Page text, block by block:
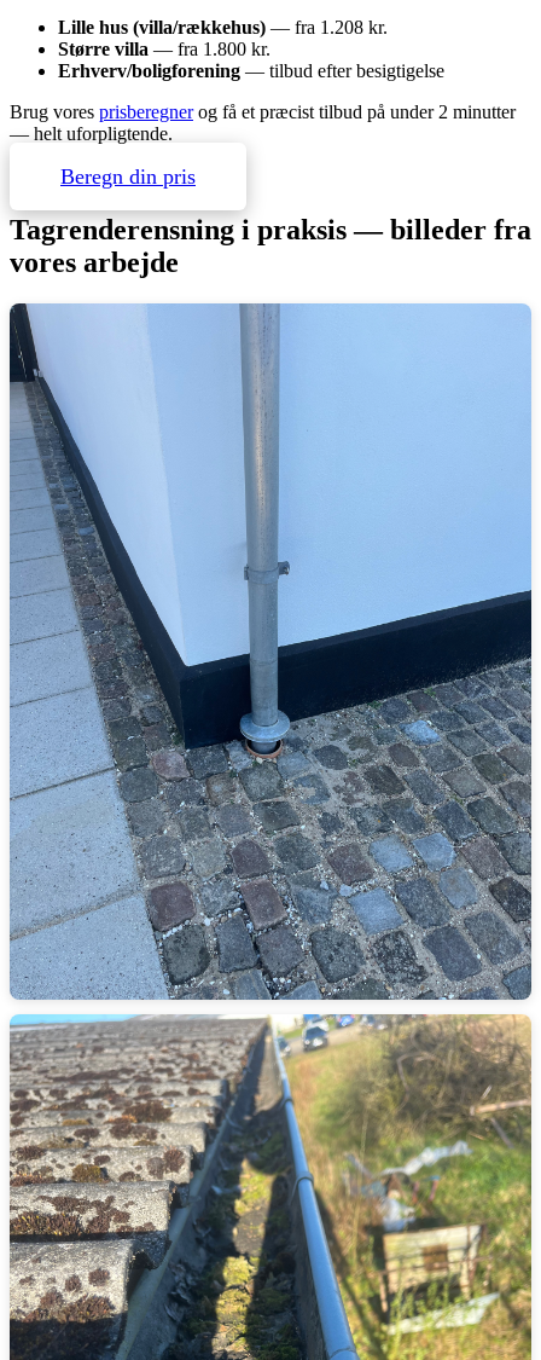
Lille hus (villa/rækkehus) — fra 1.208 kr.
Større villa — fra 1.800 kr.
Erhverv/boligforening — tilbud efter besigtigelse
Brug vores prisberegnerog få et præcist tilbud på under 2 minutter
— helt uforpligtende.
Beregn din pris
Tagrenderensning i praksis — billeder fra
vores arbejde